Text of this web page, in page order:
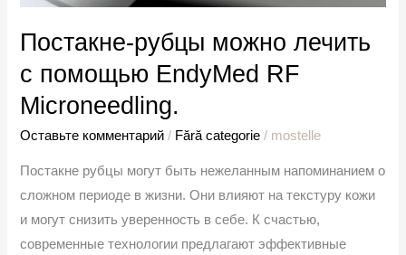
Постакне-рубцы можно лечить
с помощью EndyMed RF
Microneedling.
Оставьте комментарий / Fără categorie / mostelle
Постакне рубцы могут быть нежеланным напоминанием о
сложном периоде в жизни. Они влияют на текстуру кожи
и могут снизить уверенность в себе. К счастью,
современные технологии предлагают эффективные